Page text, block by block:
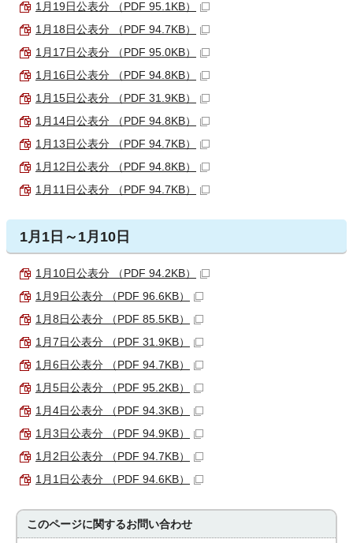
1月19日公表分 （PDF 95.1KB）
1月18日公表分 （PDF 94.7KB）
1月17日公表分 （PDF 95.0KB）
1月16日公表分 （PDF 94.8KB）
1月15日公表分 （PDF 31.9KB）
1月14日公表分 （PDF 94.8KB）
1月13日公表分 （PDF 94.7KB）
1月12日公表分 （PDF 94.8KB）
1月11日公表分 （PDF 94.7KB）
1月1日～1月10日
1月10日公表分 （PDF 94.2KB）
1月9日公表分 （PDF 96.6KB）
1月8日公表分 （PDF 85.5KB）
1月7日公表分 （PDF 31.9KB）
1月6日公表分 （PDF 94.7KB）
1月5日公表分 （PDF 95.2KB）
1月4日公表分 （PDF 94.3KB）
1月3日公表分 （PDF 94.9KB）
1月2日公表分 （PDF 94.7KB）
1月1日公表分 （PDF 94.6KB）
このページに関するお問い合わせ